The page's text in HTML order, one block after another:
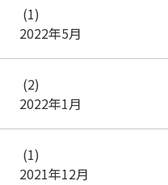
2022年5月
(1)
2022年1月
(2)
2021年12月
(1)